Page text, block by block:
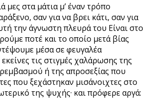
μες στα μάτια μ’ έναν τρόπο
σαν για να βρει κάτι, σαν για
την άγνωστη πλευρά του Είναι στο
ποτέ και το οποίο μετά βίας
μέσα σε φευγαλέα
τις στιγμές χαλάρωσης της
ή της απροσεξίας που
που ξεχάστηκαν μισάνοιχτες στο
της ψυχής· και πρόφερε αργά: